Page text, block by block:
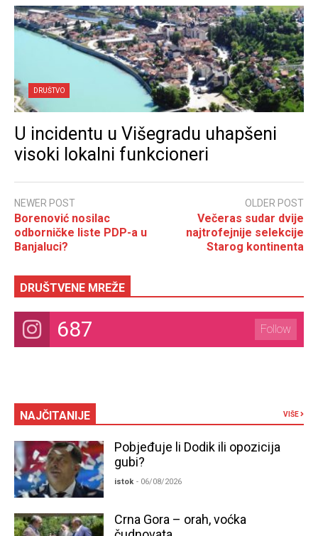
DRUŠTVO
U incidentu u Višegradu uhapšeni
visoki lokalni funkcioneri
NEWER POST
Borenović nosilac
odborničke liste PDP-a u
Banjaluci?
OLDER POST
Večeras sudar dvije
najtrofejnije selekcije
Starog kontinenta
DRUŠTVENE MREŽE
687 Follow
NAJČITANIJE VIŠE
Pobjeđuje li Dodik ili opozicija
gubi?
istok - 06/08/2026
Crna Gora – orah, voćka